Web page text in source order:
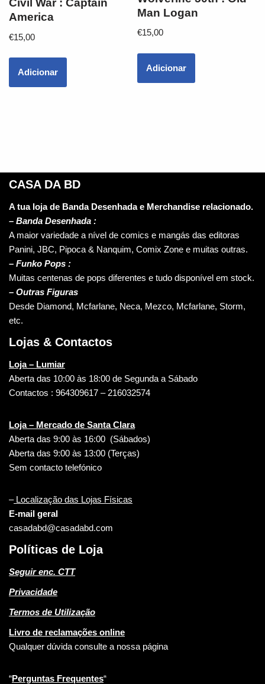
Civil War : Captain
America
€15,00
Adicionar
Man Logan
€15,00
Adicionar
CASA DA BD
A tua loja de Banda Desenhada e Merchandise relacionado.
– Banda Desenhada :
A maior variedade a nível de comics e mangás das editoras
Panini, JBC, Pipoca & Nanquim, Comix Zone e muitas outras.
– Funko Pops :
Muitas centenas de pops diferentes e tudo disponível em stock.
– Outras Figuras
Desde Diamond, Mcfarlane, Neca, Mezco, Mcfarlane, Storm,
etc.
Lojas & Contactos
Loja – Lumiar
Aberta das 10:00 às 18:00 de Segunda a Sábado
Contactos : 964309617 – 216032574
Loja – Mercado de Santa Clara
Aberta das 9:00 às 16:00 (Sábados)
Aberta das 9:00 às 13:00 (Terças)
Sem contacto telefónico
–Localização das Lojas Físicas
E-mail geral
casadabd@casadabd.com
Políticas de Loja
Seguir enc. CTT
Privacidade
Termos de Utilização
Livro de reclamações online
Qualquer dúvida consulte a nossa página
“Perguntas Frequentes“